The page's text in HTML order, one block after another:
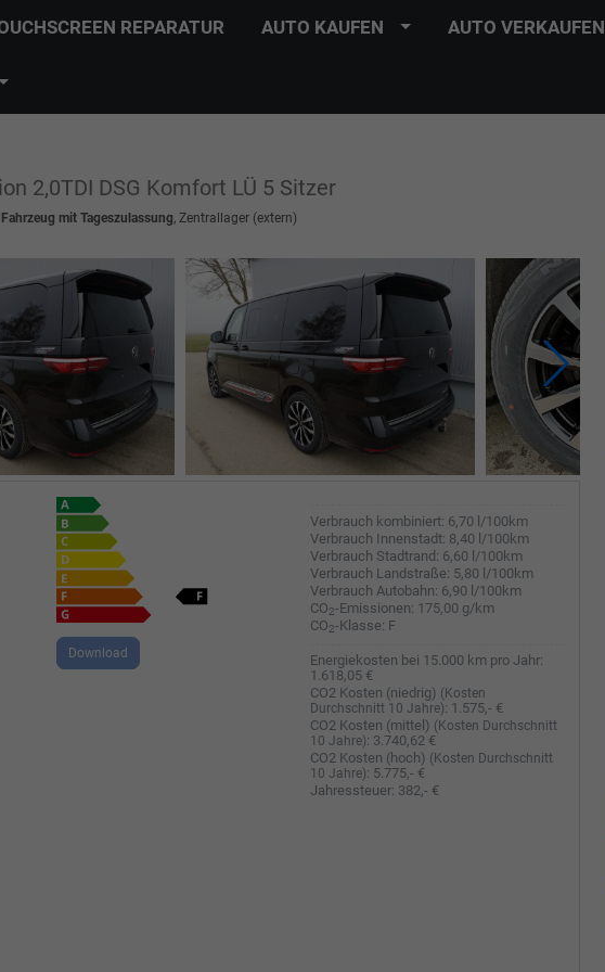
REPARATUR AUTO KAUFEN AUTO VERKAUFEN
2,0TDI DSG Komfort LÜ 5 Sitzer
Fahrzeug mit Tageszulassung, Zentrallager (extern)
Verbrauch kombiniert: 6,70 l/100km
Verbrauch Innenstadt: 8,40 l/100km
Verbrauch Stadtrand: 6,60 l/100km
Verbrauch Landstraße: 5,80 l/100km
Verbrauch Autobahn: 6,90 l/100km
CO2-Emissionen: 175,00 g/km
CO2-Klasse: F
Download
Energiekosten bei 15.000 km pro Jahr:
1.618,05 €
CO2 Kosten (niedrig) (Kosten
Durchschnitt 10 Jahre): 1.575,- €
CO2 Kosten (mittel) (Kosten Durchschnitt
10 Jahre): 3.740,62 €
CO2 Kosten (hoch) (Kosten Durchschnitt
10 Jahre): 5.775,- €
Jahressteuer: 382,- €